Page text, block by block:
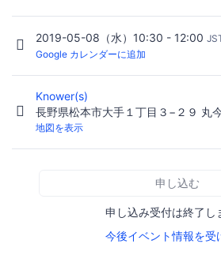
2019-05-08（水）10:30 - 12:00
Google カレンダーに追加
Knower(s)
長野県松本市大手１丁目３−２９ 丸
地図を表示
申し込む
申し込み受付は終了し
今後イベント情報を受